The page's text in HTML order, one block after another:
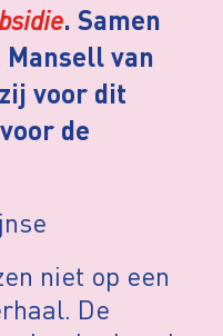
. Samen
van
voor dit
de
niet op een
De